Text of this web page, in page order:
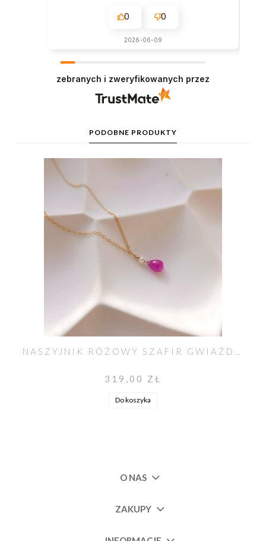
0 0
2026-06-09
zebranych i zweryfikowanych przez
PODOBNE PRODUKTY
NASZYJNIK RÓŻOWY SZAFIR GWIAŹDZISTY Z PERŁĄ UNIKAT NO. 603
319,00 ZŁ
Do koszyka
O NAS
ZAKUPY